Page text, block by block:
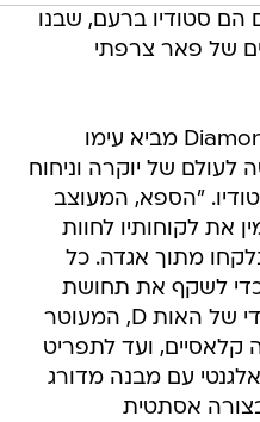
הם סטודיו ברעם, שבנו
של פאר צרפתי
"המיתוג שיצרנו ל-Diamonds Spa מביא עימו
לעולם של יוקרה וניחוח
"הספא, המעוצב
את לקוחותיו לחוות
מתוך אגדה. כל
כדי לשקף את תחושת
הפאר - החל מהסמל הייחודי של האות D, המעוטר
ועד לתפריט
עם מבנה מדורג
אסתטית